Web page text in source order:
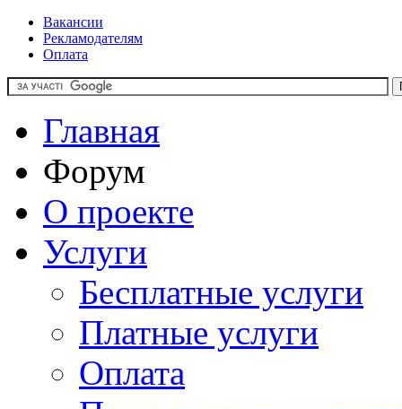
Вакансии
Рекламодателям
Оплата
Главная
Форум
О проекте
Услуги
Бесплатные услуги
Платные услуги
Оплата